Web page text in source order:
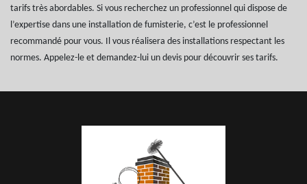
tarifs très abordables. Si vous recherchez un professionnel qui dispose de
l’expertise dans une installation de fumisterie, c’est le professionnel
recommandé pour vous. Il vous réalisera des installations respectant les
normes. Appelez-le et demandez-lui un devis pour découvrir ses tarifs.